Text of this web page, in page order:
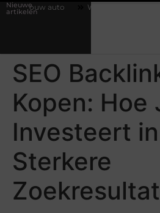
Nieuwe
artikelen
auto Waarom een goede
SEO
Kopen: Hoe
Investeert in
Sterkere